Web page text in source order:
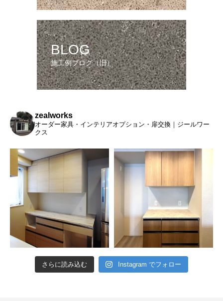
BLOG
施工例ブログ（旧）
zealworks
オーダー家具・インテリアオプション・扉交換｜ジールワー
クス
さらに読み込む Instagram でフォロー